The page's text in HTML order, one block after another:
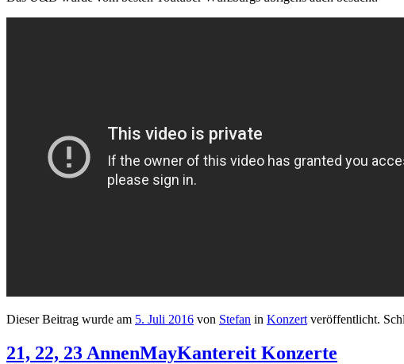
Dieser Beitrag wurde am 5. Juli 2016 von Stefan in Konzert veröffentlicht.
21, 22, 23 AnnenMayKantereit Konzerte